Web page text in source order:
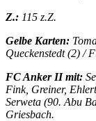
Z.: 115 z.Z.
Gelbe Karten:
Queckenstedt (2) /
FC Anker II mit:
Fink, Greiner,
Serweta (90. Abu
Griesbach.